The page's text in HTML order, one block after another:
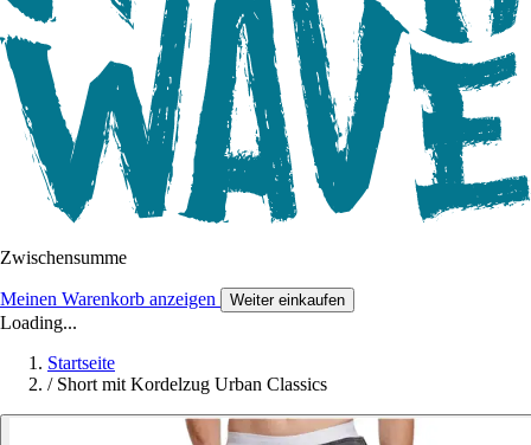
Zwischensumme
Meinen Warenkorb anzeigen Weiter einkaufen
Loading...
Startseite
/ Short mit Kordelzug Urban Classics